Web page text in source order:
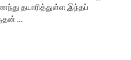
தயாரித்துள்ள இந்தப்
…